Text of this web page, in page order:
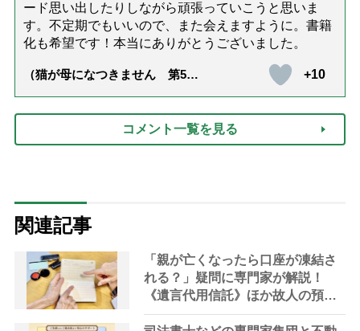
ード思い出したりしながら頑張っていこうと思いま
す。不定期でもいいので、また会えますように。書籍
化も希望です！本当にありがとうございました。
（猫が母になつきません 第500
+10
コメント一覧を見る
関連記事
「親が亡くなったら口座が凍結さ
れる？」疑問に専門家が解説！
《遺言代用信託》ほか故人の預金
を引き出す方法やサービス